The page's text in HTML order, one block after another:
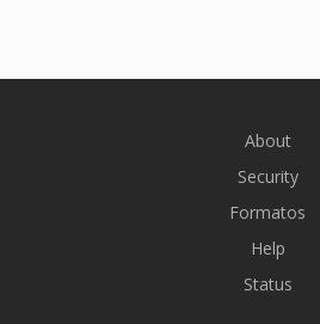
About
Security
Formatos
Help
Status